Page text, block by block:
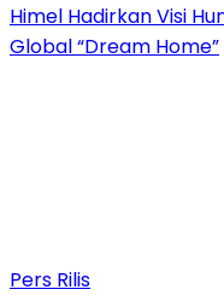
Himel Hadirkan Visi
Global “Dream Home”
Pers Rilis